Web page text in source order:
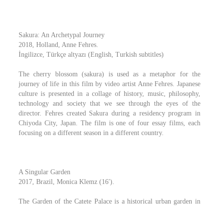
Sakura: An Archetypal Journey
2018, Holland, Anne Fehres.
İngilizce, Türkçe altyazı (English, Turkish subtitles)
The cherry blossom (sakura) is used as a metaphor for the
journey of life in this film by video artist Anne Fehres. Japanese
culture is presented in a collage of history, music, philosophy,
technology and society that we see through the eyes of the
director. Fehres created Sakura during a residency program in
Chiyoda City, Japan. The film is one of four essay films, each
focusing on a different season in a different country.
A Singular Garden
2017, Brazil, Monica Klemz (16′).
The Garden of the Catete Palace is a historical urban garden in